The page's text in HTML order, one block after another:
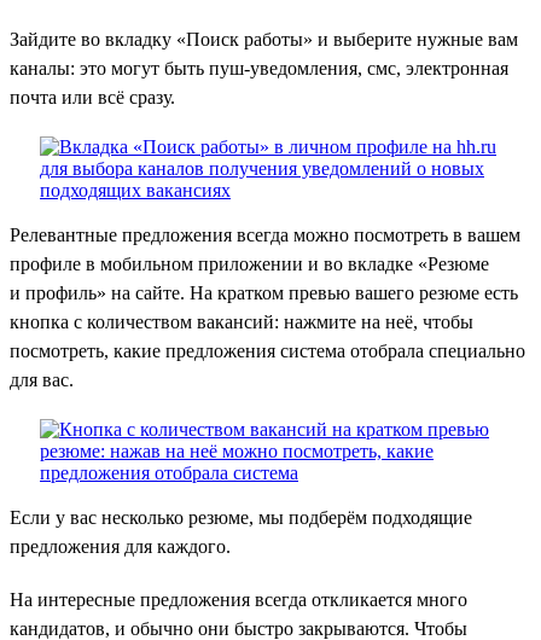
Зайдите во вкладку «Поиск работы» и выберите нужные вам
каналы: это могут быть пуш-уведомления, смс, электронная
почта или всё сразу.
Релевантные предложения всегда можно посмотреть в вашем
профиле в мобильном приложении и во вкладке «Резюме
и профиль» на сайте. На кратком превью вашего резюме есть
кнопка с количеством вакансий: нажмите на неё, чтобы
посмотреть, какие предложения система отобрала специально
для вас.
Если у вас несколько резюме, мы подберём подходящие
предложения для каждого.
На интересные предложения всегда откликается много
кандидатов, и обычно они быстро закрываются. Чтобы